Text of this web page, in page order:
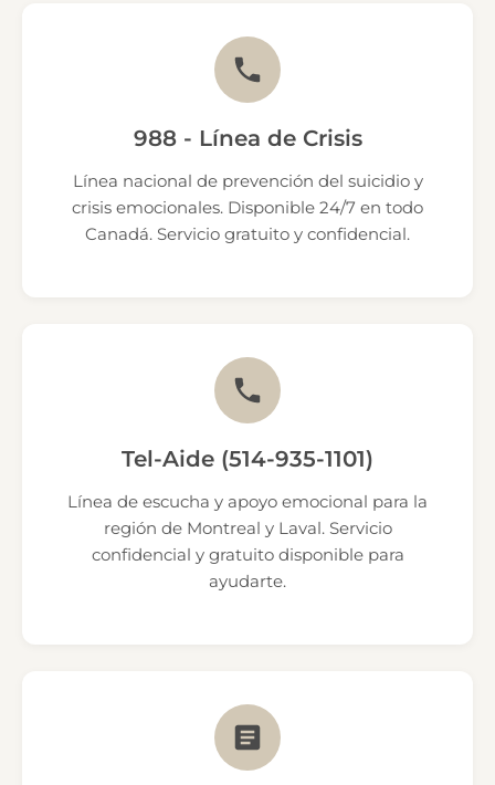
988 - Línea de Crisis
Línea nacional de prevención del suicidio y
crisis emocionales. Disponible 24/7 en todo
Canadá. Servicio gratuito y confidencial.
Tel-Aide (514-935-1101)
Línea de escucha y apoyo emocional para la
región de Montreal y Laval. Servicio
confidencial y gratuito disponible para
ayudarte.